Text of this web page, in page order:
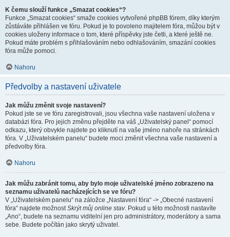
K čemu slouží funkce „Smazat cookies“?
Funkce „Smazat cookies“ smaže cookies vytvořené phpBB fórem, díky kterým
zůstáváte přihlášen ve fóru. Pokud je to povoleno majitelem fóra, můžou být v
cookies uloženy informace o tom, které příspěvky jste četli, a které ještě ne.
Pokud máte problém s přihlašováním nebo odhlašováním, smazání cookies
fóra může pomoci.
Nahoru
Předvolby a nastavení uživatele
Jak můžu změnit svoje nastavení?
Pokud jste se ve fóru zaregistrovali, jsou všechna vaše nastavení uložena v
databázi fóra. Pro jejich změnu přejděte na váš „Uživatelský panel“ pomocí
odkazu, který obvykle najdete po kliknutí na vaše jméno nahoře na stránkách
fóra. V „Uživatelském panelu“ budete moci změnit všechna vaše nastavení a
předvolby fóra.
Nahoru
Jak můžu zabránit tomu, aby bylo moje uživatelské jméno zobrazeno na
seznamu uživatelů nacházejících se ve fóru?
V „Uživatelském panelu“ na záložce „Nastavení fóra“ -> „Obecné nastavení
fóra“ najdete možnostSkrýt můj online stav. Pokud u této možnosti nastavíte
„Ano“, budete na seznamu viditelní jen pro administrátory, moderátory a sama
sebe. Budete počítán jako skrytý uživatel.